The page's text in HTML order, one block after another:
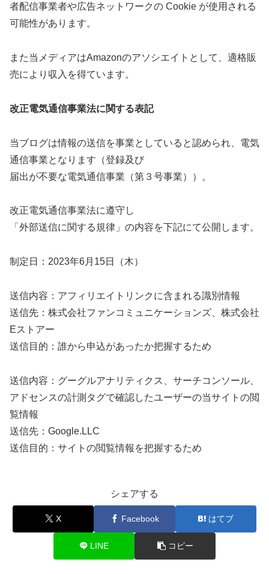
者配信事業者や広告ネットワークの Cookie が使用される
可能性があります。
また当メディアはAmazonのアソシエイトとして、適格販
売により収入を得ています。
改正電気通信事業法に関する表記
当ブログは情報の送信を事業としていると認められ、電気
通信事業となります（登録及び
届出が不要な電気通信事業（第３号事業））。
改正電気通信事業法に遵守し
「外部送信に関する規律」の内容を下記にて公開します。
制定日：2023年6月15日（木）
送信内容：アフィリエイトリンクに含まれる識別情報
送信先：株式会社ファンコミュニケーションズ、株式会社
Eストアー
送信目的：誰から申込があったか把握するため
送信内容：グーグルアナリティクス、サーチコンソール、
アドセンスの計測タグで確認したユーザーの当サイトの閲
覧情報
送信先：Google.LLC
送信目的：サイトの閲覧情報を把握するため
シェアする
X Facebook はてブ
LINE コピー